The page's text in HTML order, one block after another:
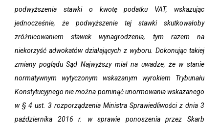
podwyższenia stawki o kwotę podatku VAT, wskazując
jednocześnie, że podwyższenie tej stawki skutkowałoby
zróżnicowaniem stawek wynagrodzenia, tym razem na
niekorzyść adwokatów działających z wyboru. Dokonując takiej
zmiany poglądu Sąd Najwyższy miał na uwadze, że w stanie
normatywnym wytyczonym wskazanym wyrokiem Trybunału
Konstytucyjnego nie można pominąć unormowania wskazanego
w § 4 ust. 3 rozporządzenia Ministra Sprawiedliwości z dnia 3
października 2016 r. w sprawie ponoszenia przez Skarb